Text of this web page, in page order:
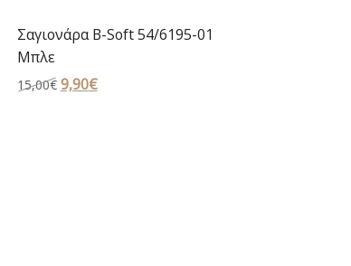
Σαγιονάρα B-Soft 54/6195-01
Μπλε
15,00€ Original
9,90€Η